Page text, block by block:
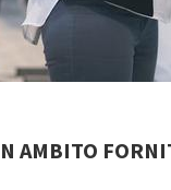
AMBITO